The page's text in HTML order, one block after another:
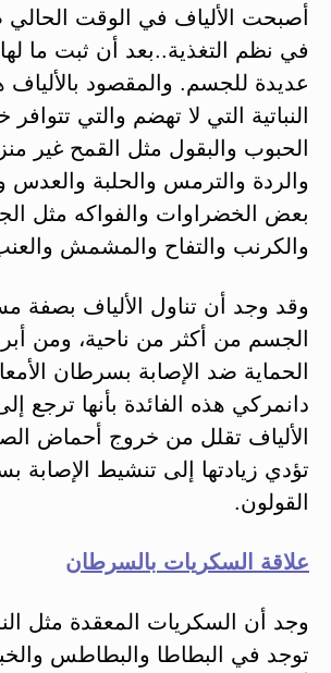
أصبحت الألياف في الوقت
في نظم التغذية..بعد أن ثبت ما
عديدة للجسم. والمقصود بالألياف
النباتية التي لا تهضم والتي
الحبوب والبقول مثل القمح غير
والردة والترمس والحلبة والعدس
بعض الخضراوات والفواكه مثل
والكرنب والتفاح والمشمش
وقد وجد أن تناول الألياف بصفة
الجسم من أكثر من ناحية، ومن
الحماية ضد الإصابة بسرطان
دانمركي هذه الفائدة بأنها ترجع
الألياف تقلل من خروج أحماض
تؤدي زيادتها إلى تنشيط الإصابة
القولون.
علاقة السكريات بالسرطان
وجد أن السكريات المعقدة مثل
توجد في البطاطا والبطاطس